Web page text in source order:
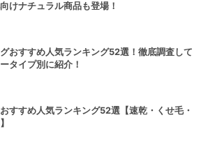
けナチュラル商品も登場！
おすすめ人気ランキング52選！徹底調査して
タイプ別に紹介！
すすめ人気ランキング52選【速乾・くせ毛・